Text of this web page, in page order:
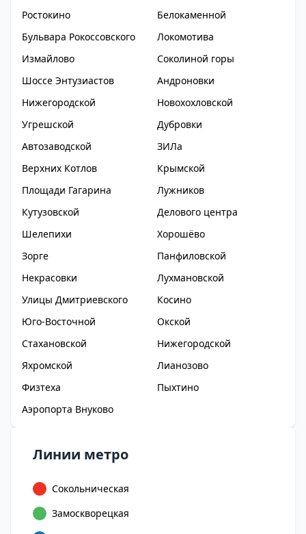
Ростокино
Белокаменной
Бульвара Рокоссовского
Локомотива
Измайлово
Соколиной горы
Шоссе Энтузиастов
Андроновки
Нижегородской
Новохохловской
Угрешской
Дубровки
Автозаводской
ЗИЛа
Верхних Котлов
Крымской
Площади Гагарина
Лужников
Кутузовской
Делового центра
Шелепихи
Хорошёво
Зорге
Панфиловской
Некрасовки
Лухмановской
Улицы Дмитриевского
Косино
Юго-Восточной
Окской
Стахановской
Нижегородской
Яхромской
Лианозово
Физтеха
Пыхтино
Аэропорта Внуково
Линии метро
Сокольническая
Замоскворецкая